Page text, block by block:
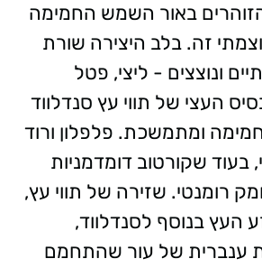
הזוהרים באור השמש החמימה
זה. בלב היצירה שורת
ונוצצים - ליצי, פטל
העצי של תווי עץ סנדלווד
ומתמשכת. פלפלון ורוד
בעוד שקורטוב דומדמניות
רומנטי. שזירה של תווי עץ,
העץ בנוסף לסנדלווד,
ענברית של עור שהתחמם